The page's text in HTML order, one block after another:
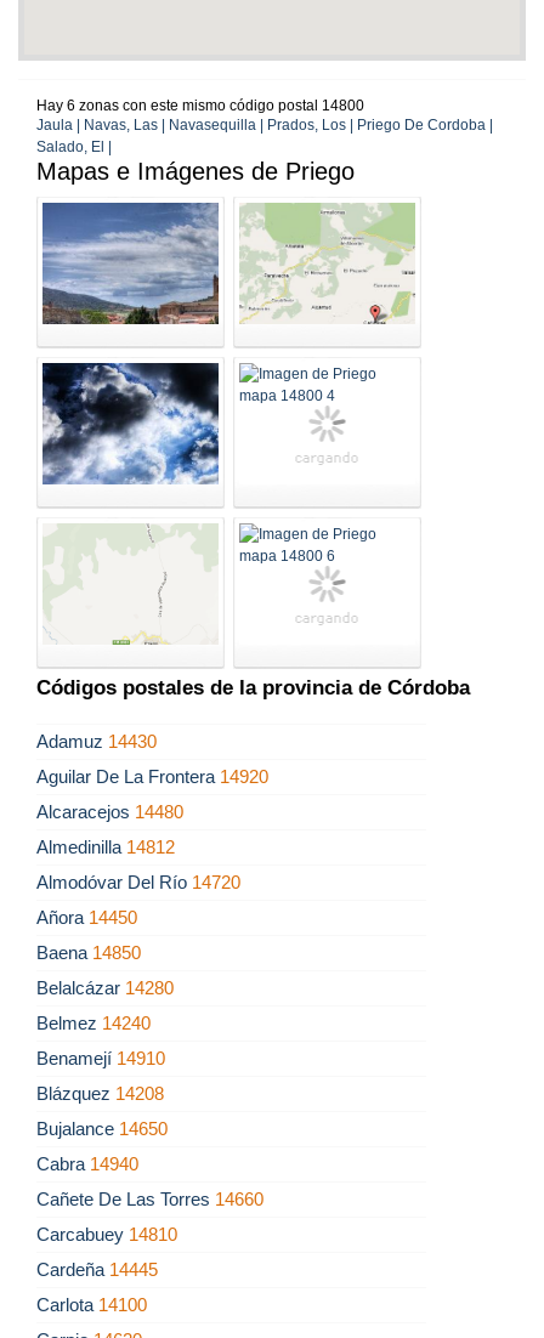
Hay 6 zonas con este mismo código postal 14800
Jaula | Navas, Las | Navasequilla | Prados, Los | Priego De Cordoba |
Salado, El |
Mapas e Imágenes de Priego
Códigos postales de la provincia de Córdoba
Adamuz 14430
Aguilar De La Frontera 14920
Alcaracejos 14480
Almedinilla 14812
Almodóvar Del Río 14720
Añora 14450
Baena 14850
Belalcázar 14280
Belmez 14240
Benamejí 14910
Blázquez 14208
Bujalance 14650
Cabra 14940
Cañete De Las Torres 14660
Carcabuey 14810
Cardeña 14445
Carlota 14100